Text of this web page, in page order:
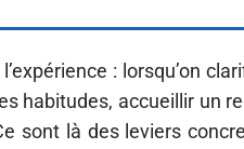
: lorsqu’on
habitudes, accueillir un
sont là des leviers